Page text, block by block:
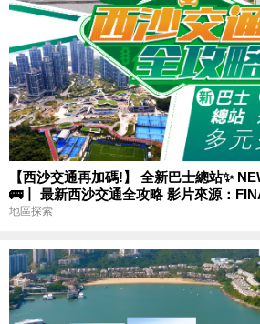
【西沙交通再加碼!】 全新巴士總站✨
🚌丨 最新西沙交通全攻略 影片來源：
地區探索